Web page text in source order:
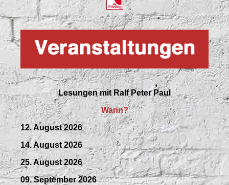
Lesungen mitRalf Peter Paul
Wann?
12. August 2026
14. August 2026
25. August 2026
09.September2026